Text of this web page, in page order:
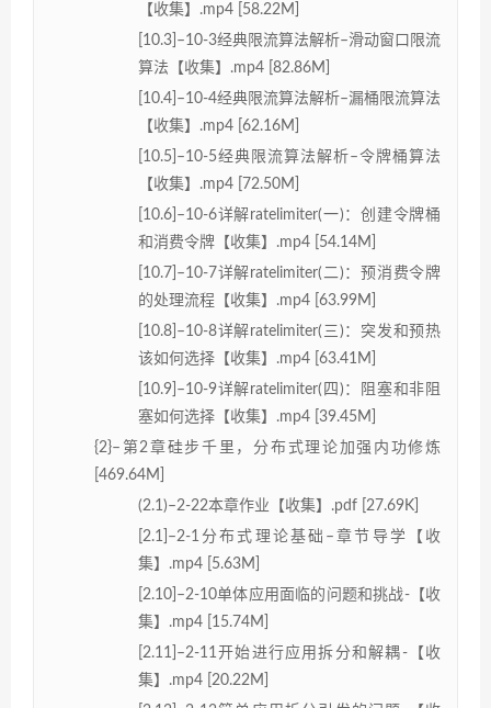
【收集】.mp4 [58.22M]
[10.3]–10-3经典限流算法解析–滑动窗口限流
算法【收集】.mp4 [82.86M]
[10.4]–10-4经典限流算法解析–漏桶限流算法
【收集】.mp4 [62.16M]
[10.5]–10-5经典限流算法解析–令牌桶算法
【收集】.mp4 [72.50M]
[10.6]–10-6详解ratelimiter(一)：创建令牌桶
和消费令牌【收集】.mp4 [54.14M]
[10.7]–10-7详解ratelimiter(二)：预消费令牌
的处理流程【收集】.mp4 [63.99M]
[10.8]–10-8详解ratelimiter(三)：突发和预热
该如何选择【收集】.mp4 [63.41M]
[10.9]–10-9详解ratelimiter(四)：阻塞和非阻
塞如何选择【收集】.mp4 [39.45M]
{2}–第2章硅步千里，分布式理论加强内功修炼
[469.64M]
(2.1)–2-22本章作业【收集】.pdf [27.69K]
[2.1]–2-1分布式理论基础–章节导学【收
集】.mp4 [5.63M]
[2.10]–2-10单体应用面临的问题和挑战-【收
集】.mp4 [15.74M]
[2.11]–2-11开始进行应用拆分和解耦-【收
集】.mp4 [20.22M]